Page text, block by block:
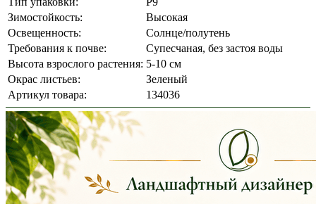
Зимостойкость:
Высокая
Освещенность:
Солнце/полутень
Требования к почве:
Супесчаная, без застоя воды
Высота взрослого растения: 5-10 см
Окрас листьев:
Зеленый
Артикул товара:
134036